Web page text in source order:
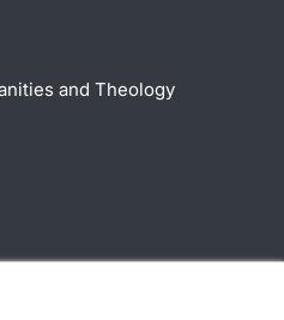
and Theology